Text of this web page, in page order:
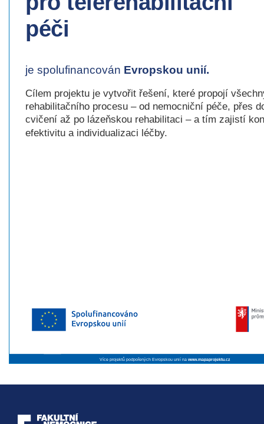
péči
je spolufinancován Evropskou unií.
Cílem projektu je vytvořit řešení, které propojí
rehabilitačního procesu – od nemocniční péče, přes
cvičení až po lázeňskou rehabilitaci – a tím zajistí
efektivitu a individualizaci léčby.
Více projektů podpořených Evropskou unií nawww.mapaprojektu.cz